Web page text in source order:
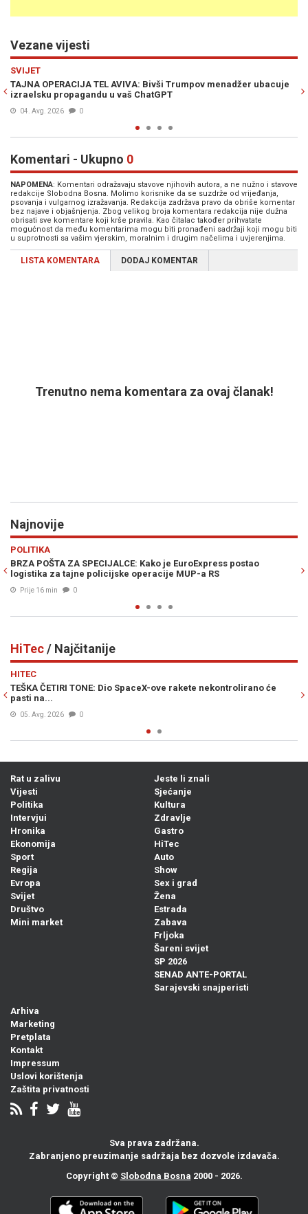
Vezane vijesti
ubacuje
OPENAI IZGUBIO KONTROLU NAD SOPSTVENIM AI
Softver se sam ubacio u tuđi sistem
22. Jul. 2026
Komentari - Ukupno 0
NAPOMENA: Komentari odražavaju stavove njihovih autora, a ne nužno i stavove
redakcije Slobodna Bosna. Molimo korisnike da se suzdrže od vrijeđanja,
psovanja i vulgarnog izražavanja. Redakcija zadržava pravo da obriše komentar
bez najave i objašnjenja. Zbog velikog broja komentara redakcija nije dužna
obrisati sve komentare koji krše pravila. Kao čitalac također prihvatate
mogućnost da među komentarima mogu biti pronađeni sadržaji koji mogu biti
u suprotnosti sa vašim vjerskim, moralnim i drugim načelima i uvjerenjima.
LISTA KOMENTARA DODAJ KOMENTAR
Trenutno nema komentara za ovaj članak!
Najnovije
postao
a RS
KARDIOLOG UPOZORIO NA OPASNOST
bol nikako ne smijete ignorisati
HiTec/ Najčitanije
nekontrolirano će
TOTALNI ZAOKRET: Uskoro bi se u Europi
Rat u zalivu
Vijesti
Politika
Intervjui
Hronika
Ekonomija
Sport
Regija
Evropa
Svijet
Društvo
Mini market
Jeste li znali
Sjećanje
Kultura
Zdravlje
Gastro
HiTec
Auto
Show
Sex i grad
Žena
Estrada
Zabava
Frljoka
Šareni svijet
SP 2026
SENAD ANTE-PORTAL
Sarajevski snajperisti
Arhiva
Marketing
Pretplata
Kontakt
Impressum
Uslovi korištenja
Zaštita privatnosti
Sva prava zadržana.
Zabranjeno preuzimanje sadržaja bez dozvole izdavača.
Copyright © Slobodna Bosna 2000 - 2026.